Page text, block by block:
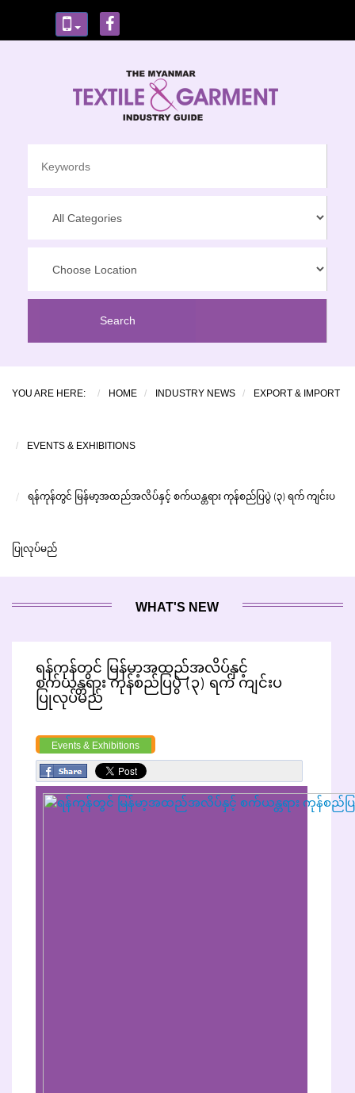
YOU ARE HERE: HOME INDUSTRY NEWS EXPORT & IMPORT
EVENTS & EXHIBITIONS
ရန်ကုန်တွင် မြန်မာ့အထည်အလိပ်နှင့် စက်ယန္တရား ကုန်စည်ပြပွဲ (၃) ရက် ကျင်းပ
ပြုလုပ်မည်
WHAT'S NEW
ရန်ကုန်တွင် မြန်မာ့အထည်အလိပ်နှင့်
စက်ယန္တရား ကုန်စည်ပြပွဲ (၃) ရက် ကျင်းပ
ပြုလုပ်မည်
Events & Exhibitions